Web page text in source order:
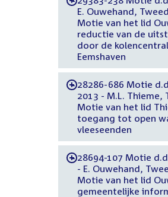
E. Ouwehand,
Motie van het lid
reductie van de
door de
Eemshaven
-28286-686 Motie
2013 - M.L. Thieme,
Motie van het lid
toegang tot open
vleeseenden
-28694-107 Motie
- E. Ouwehand,
Motie van het lid
gemeentelijke